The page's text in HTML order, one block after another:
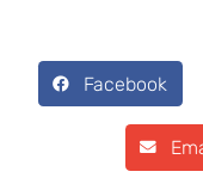
Facebook